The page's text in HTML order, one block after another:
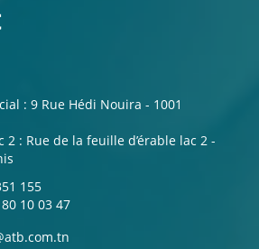
: 9 Rue Hédi Nouira - 1001
2 : Rue de la feuille d’érable lac 2 -
155
10 03 47